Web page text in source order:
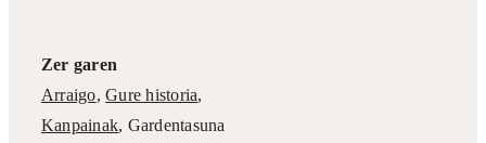
Zer garen
Arraigo,Gure historia,
Kanpainak, Gardentasuna